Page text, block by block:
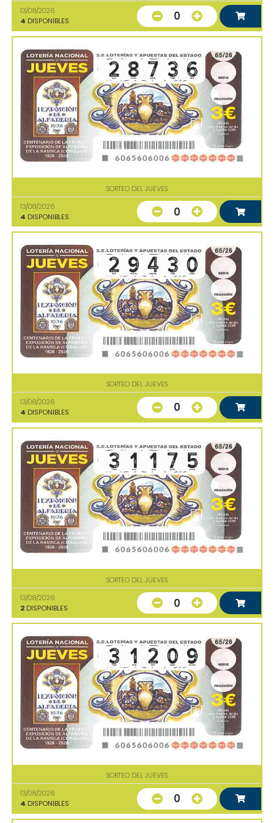
13/08/2026
4 DISPONIBLES 0
SORTEO DEL JUEVES
13/08/2026
4 DISPONIBLES 0
SORTEO DEL JUEVES
13/08/2026
4 DISPONIBLES 0
SORTEO DEL JUEVES
13/08/2026
2 DISPONIBLES 0
SORTEO DEL JUEVES
13/08/2026
4 DISPONIBLES 0